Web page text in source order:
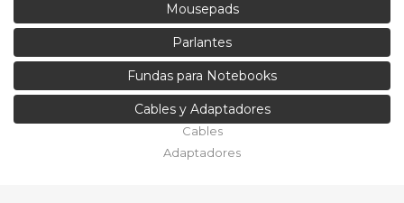
Mousepads
Parlantes
Fundas para Notebooks
Cables y Adaptadores
Cables
Adaptadores